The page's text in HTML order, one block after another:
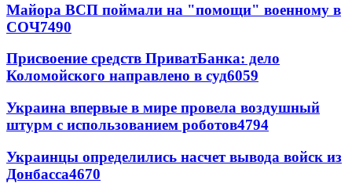
Майора ВСП поймали на "помощи" военному в
СОЧ7490
Присвоение средств ПриватБанка: дело
Коломойского направлено в суд6059
Украина впервые в мире провела воздушный
штурм с использованием роботов4794
Украинцы определились насчет вывода войск из
Донбасса4670